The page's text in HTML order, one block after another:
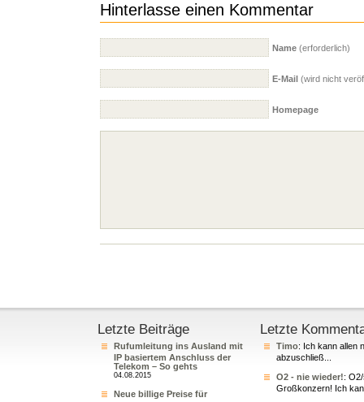
Hinterlasse einen Kommentar
Name (erforderlich)
E-Mail (wird nicht
Homepage
Letzte Beiträge
Rufumleitung ins Ausland mit
IP basiertem Anschluss der
Telekom – So gehts
04.08.2015
Neue billige Preise für
Letzte
Timo: Ich kann allen
abzuschließ...
O2 - nie wieder!:
Großkonzern! Ich